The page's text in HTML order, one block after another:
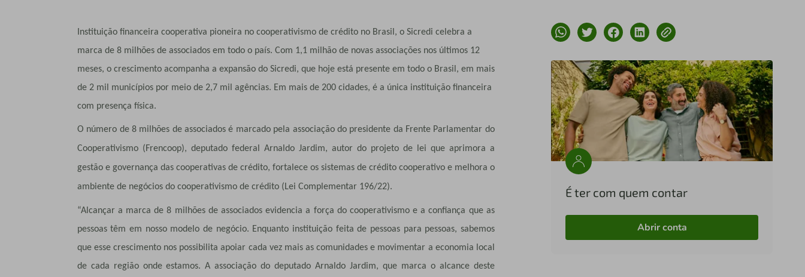
Instituição financeira cooperativa pioneira no cooperativismo de crédito no Brasil, o Sicredi celebra a
marca de 8 milhões de associados em todo o país. Com 1,1 milhão de novas associações nos últimos 12
meses, o crescimento acompanha a expansão do Sicredi, que hoje está presente em todo o Brasil, em mais
de 2 mil municípios por meio de 2,7 mil agências. Em mais de 200 cidades, é a única instituição financeira
com presença física.
O número de 8 milhões de associados é marcado pela associação do presidente da Frente Parlamentar do
Cooperativismo (Frencoop), deputado federal Arnaldo Jardim, autor do projeto de lei que aprimora a
gestão e governança das cooperativas de crédito, fortalece os sistemas de crédito cooperativo e melhora o
ambiente de negócios do cooperativismo de crédito (Lei Complementar 196/22).
“Alcançar a marca de 8 milhões de associados evidencia a força do cooperativismo e a confiança que as
pessoas têm em nosso modelo de negócio. Enquanto instituição feita de pessoas para pessoas, sabemos
que esse crescimento nos possibilita apoiar cada vez mais as comunidades e movimentar a economia local
de cada região onde estamos. A associação do deputado Arnaldo Jardim, que marca o alcance deste
É ter com quem contar
Abrir conta